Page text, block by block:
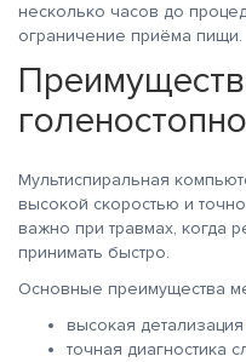
несколько часов до
ограничение приёма пищи.
Мультиспиральная
высокой скоростью и
важно при травмах, когда
принимать быстро.
Основные преимущества
высокая детализация
точная диагностика